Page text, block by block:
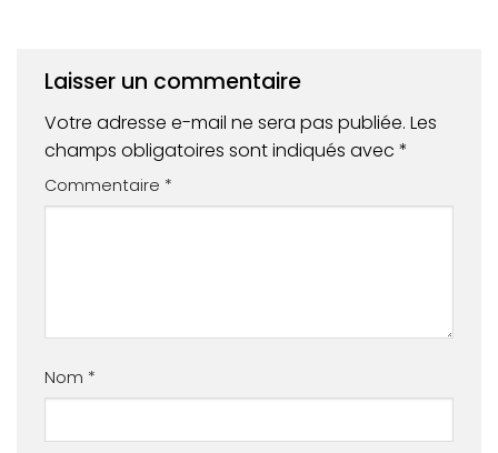
Laisser un commentaire
Votre adresse e-mail ne sera pas publiée. Les
champs obligatoires sont indiqués avec *
Commentaire *
Nom *